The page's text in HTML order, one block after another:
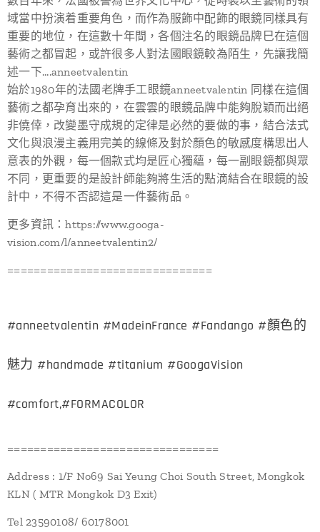
域當中扮演着重要角色，而作為服飾中配飾的眼鏡同樣具有
重要的地位，在這數十年間，各個注名的眼鏡品牌巳在這個
藝術之都冒起，或許很多人對法國眼鏡較為陌生，先讓我簡
述一下....anneetvalentin
始於1980年的法國老牌手工眼鏡anneetvalentin 同樣在這個
藝術之都孕育出來的，在雲雲的眼鏡品牌中能夠脫穎而出絕
非僥倖，改變墨守成規的定律是必然的要做的事，結合法式
文化與浪漫主義用完美的線條及對於顏色的敏感度構思出人
意表的外觀，每一個款式均是匠心獨蘊，每一副眼鏡都與眾
不同，更重要的是設計師能夠將生活的點滴結合在眼鏡的設
計中，不得不否認這是一件藝術品。
更多資訊：https://www.googa-
vision.com/l/anneetvalentin2/
===============================
#anneetvalentin #MadeinFrance #Fandango #顏色的
魅力 #handmade #titanium #GoogaVision
#comfort,#FORMACOLOR
================================
Address : 1/F No69 Sai Yeung Choi South Street, Mongkok
KLN ( MTR Mongkok D3 Exit)
Tel 23590108/ 60178001